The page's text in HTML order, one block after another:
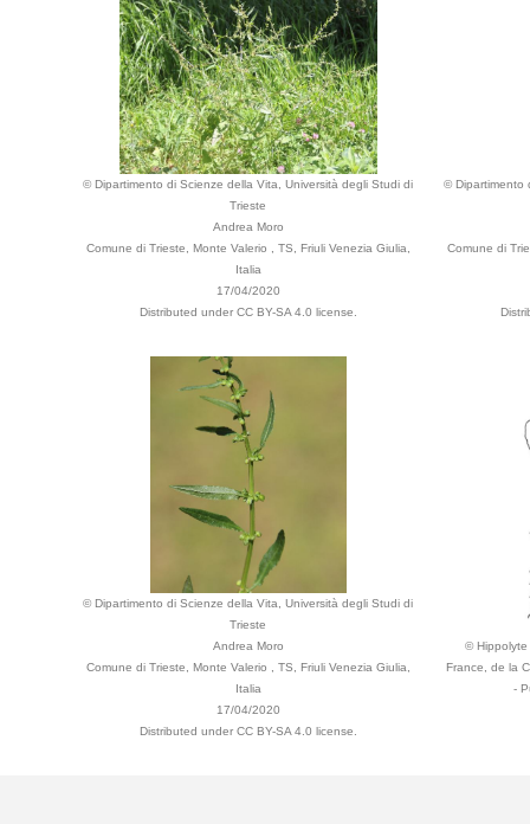
© Dipartimento di Scienze della Vita, Università degli Studi di
Trieste
Andrea Moro
Comune di Trieste, Monte Valerio , TS, Friuli Venezia Giulia,
Italia
17/04/2020
Distributed under CC BY-SA 4.0 license.
© Dipartimento
Comune di
© Dipartimento di Scienze della Vita, Università degli Studi di
Trieste
Andrea Moro
Comune di Trieste, Monte Valerio , TS, Friuli Venezia Giulia,
Italia
17/04/2020
Distributed under CC BY-SA 4.0 license.
© Hippolyte
France, de la
-